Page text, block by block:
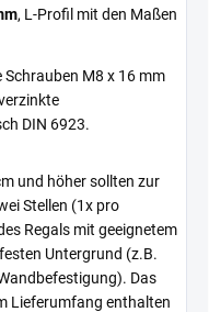
, L-Profil mit den Maßen
Schrauben M8 x 16 mm
DIN 6923.
und höher sollten zur
Stellen (1x pro
Regals mit geeignetem
Untergrund (z.B.
Das
Lieferumfang enthalten